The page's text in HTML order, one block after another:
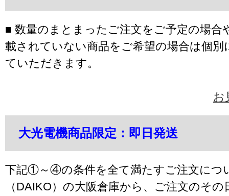
■ 数量のまとまったご注文をご予定の場合
載されていない商品をご希望の場合は個別
ていただきます。
お
大光電機商品限定：即日発送
下記①～④の条件を全て満たすご注文につ
（DAIKO）の大阪倉庫から、ご注文のそ